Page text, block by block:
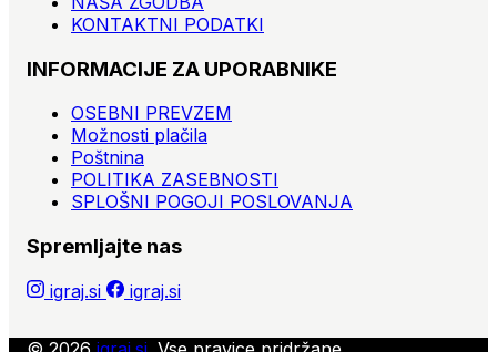
KONTAKTNI PODATKI
INFORMACIJE ZA UPORABNIKE
OSEBNI PREVZEM
Možnosti plačila
Poštnina
POLITIKA ZASEBNOSTI
SPLOŠNI POGOJI POSLOVANJA
Spremljajte nas
igraj.si igraj.si